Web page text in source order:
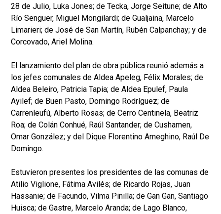
28 de Julio, Luka Jones; de Tecka, Jorge Seitune; de Alto
Río Senguer, Miguel Mongilardi; de Gualjaina, Marcelo
Limarieri; de José de San Martín, Rubén Calpanchay; y de
Corcovado, Ariel Molina.
El lanzamiento del plan de obra pública reunió además a
los jefes comunales de Aldea Apeleg, Félix Morales; de
Aldea Beleiro, Patricia Tapia; de Aldea Epulef, Paula
Ayilef; de Buen Pasto, Domingo Rodríguez; de
Carrenleufú, Alberto Rosas; de Cerro Centinela, Beatriz
Roa; de Colán Conhué, Raúl Santander; de Cushamen,
Omar González; y del Dique Florentino Ameghino, Raúl De
Domingo.
Estuvieron presentes los presidentes de las comunas de
Atilio Viglione, Fátima Avilés; de Ricardo Rojas, Juan
Hassanie; de Facundo, Vilma Pinilla; de Gan Gan, Santiago
Huisca; de Gastre, Marcelo Aranda; de Lago Blanco,